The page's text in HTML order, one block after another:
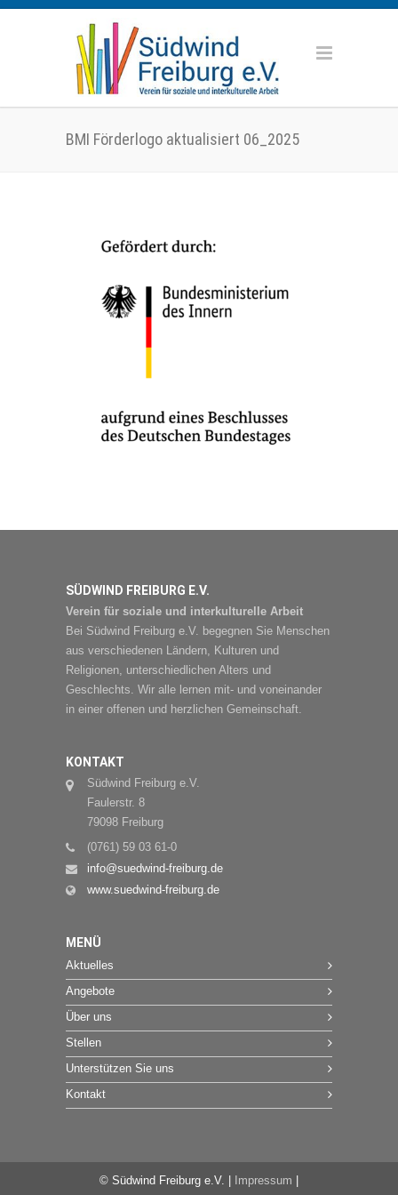
BMI Förderlogo aktualisiert 06_2025
SÜDWIND FREIBURG E.V.
Verein für soziale und interkulturelle Arbeit
Bei Südwind Freiburg e.V. begegnen Sie Menschen
aus verschiedenen Ländern, Kulturen und
Religionen, unterschiedlichen Alters und
Geschlechts. Wir alle lernen mit- und voneinander
in einer offenen und herzlichen Gemeinschaft.
KONTAKT
Südwind Freiburg e.V.
Faulerstr. 8
79098 Freiburg
(0761) 59 03 61-0
info@suedwind-freiburg.de
www.suedwind-freiburg.de
MENÜ
Aktuelles
Angebote
Über uns
Stellen
Unterstützen Sie uns
Kontakt
© Südwind Freiburg e.V. | Impressum